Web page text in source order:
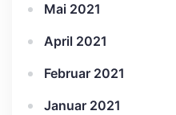
Mai 2021
April 2021
Februar 2021
Januar 2021